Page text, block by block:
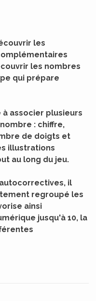
les
les nombres
qui prépare
à associer plusieurs
: chiffre,
de doigts et
illustrations
au long du jeu.
il
regroupé les
ainsi
jusqu'à 10, la